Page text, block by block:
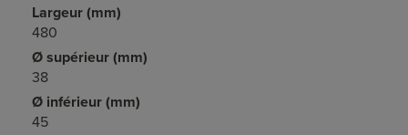
Largeur (mm)
480
Ø supérieur (mm)
38
Ø inférieur (mm)
45